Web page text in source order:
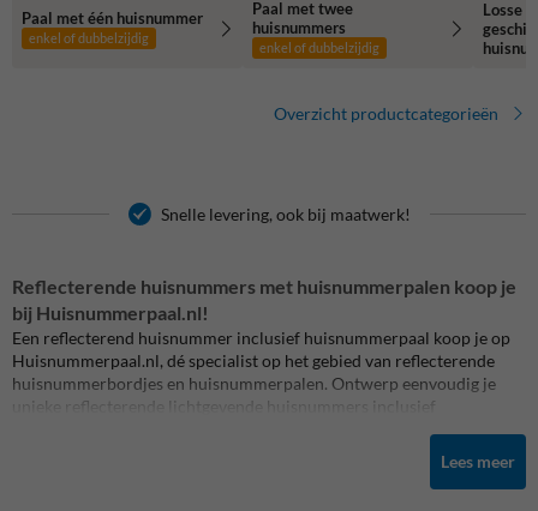
Paal met één huisnummer
enkel of dubbelzijdig
Paal met twee
huisnummers
enkel of dubbelzijdig
Losse
Overzicht productcategorieën
Snelle levering, ook bij maatwerk!
Reflecterende huisnummers met huisnummerpalen koop je
bij Huisnummerpaal.nl!
Een reflecterend huisnummer inclusief huisnummerpaal koop je op
Huisnummerpaal.nl, dé specialist op het gebied van reflecterende
huisnummerbordjes en huisnummerpalen. Ontwerp eenvoudig je
unieke reflecterende lichtgevende huisnummers inclusief
zichtbaar zijn voor bijvoorbeeld hulpdiensten. Je kunt onze
huisnummerpalen ook eenvoudig toepassen in combinatie met
Lees meer